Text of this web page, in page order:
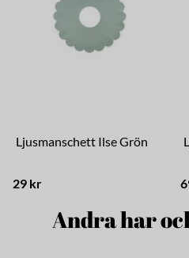
Ljusmanschett Ilse Grön
29 kr
Andra har